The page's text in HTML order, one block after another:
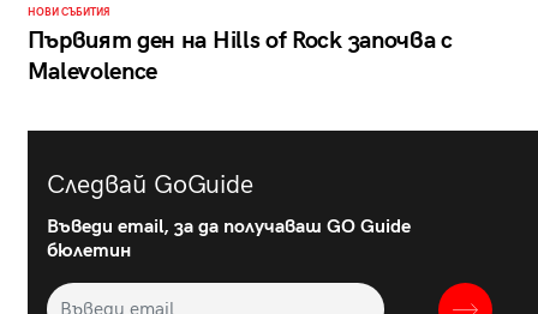
НОВИ СЪБИТИЯ
Първият ден на Hills of Rock започва с
Malevolence
Следвай GoGuide
Въведи email, за да получаваш GO Guide
бюлетин